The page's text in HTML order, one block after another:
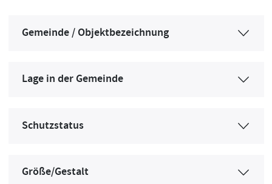
Gemeinde / Objektbezeichnung
Lage in der Gemeinde
Schutzstatus
Größe/Gestalt